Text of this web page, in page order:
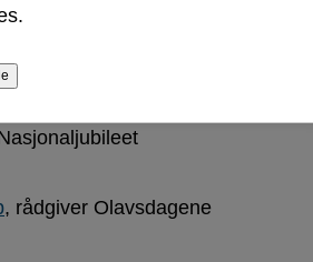
, rådgiver kultur/leder
, rådgiver Olavsdagene